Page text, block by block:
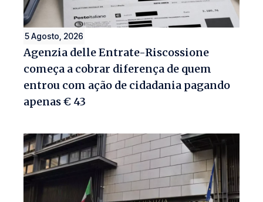
5 Agosto, 2026
Agenzia delle Entrate-Riscossione
começa a cobrar diferença de quem
entrou com ação de cidadania pagando
apenas € 43